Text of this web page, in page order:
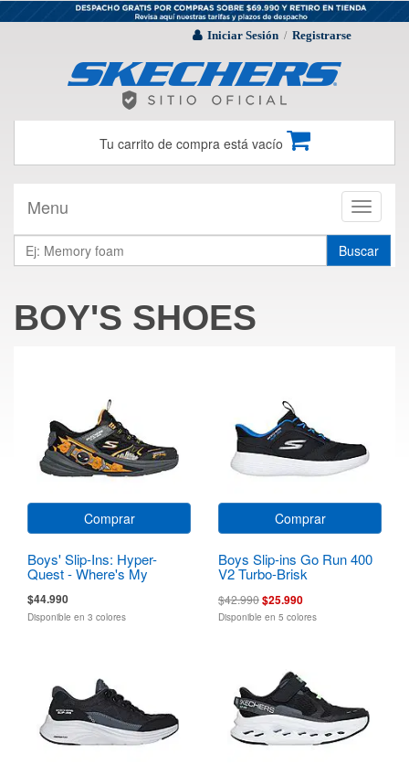
Iniciar Sesión / Registrarse
Tu carrito de compra está vacío
Toggle
Menu
Buscar
BOY'S SHOES
Comprar
Boys' Slip-Ins: Hyper-
Quest - Where's My
$44.990
Disponible en 3 colores
Comprar
Boys Slip-ins Go Run 400
V2 Turbo-Brisk
$42.990$25.990
Disponible en 5 colores